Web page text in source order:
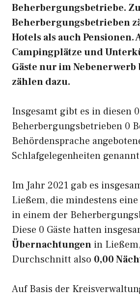
Beherbergungsbetriebe.
Beherbergungsbetrieben
Hotels als auch Pensionen.
Campingplätze und
Gäste nur im
zählen dazu.
Insgesamt gibt es in diesen 0
Beherbergungsbetrieben 0
Behördensprache
Schlafgelegenheiten
Im Jahr 2021 gab es
Ließem, die mindestens
in einem der
Diese 0 Gäste hatten
Übernachtungen in
Durchschnitt also 0,00
Auf Basis der